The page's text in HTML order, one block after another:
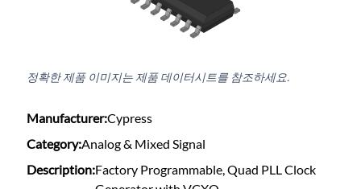
정확한 제품 이미지는 제품 데이터시트를 참조하세요.
Manufacturer:Cypress
Category:Analog & Mixed Signal
Description:Factory Programmable, Quad PLL Clock